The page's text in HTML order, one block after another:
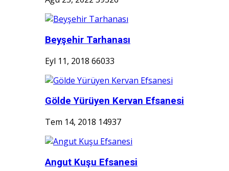
Beyşehir Tarhanası
Eyl 11, 2018 66033
Gölde Yürüyen Kervan Efsanesi
Tem 14, 2018 14937
Angut Kuşu Efsanesi